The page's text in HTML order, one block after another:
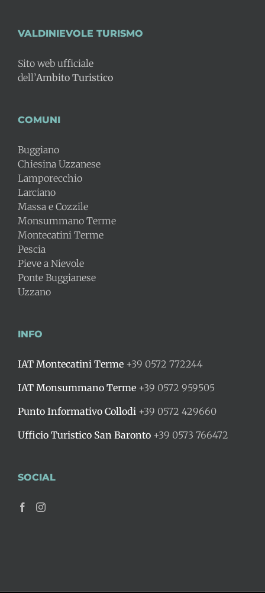
VALDINIEVOLE TURISMO
Sito web ufficiale
dell’Ambito Turistico
COMUNI
Buggiano
Chiesina Uzzanese
Lamporecchio
Larciano
Massa e Cozzile
Monsummano Terme
Montecatini Terme
Pescia
Pieve a Nievole
Ponte Buggianese
Uzzano
INFO
IAT Montecatini Terme +39 0572 772244
IAT Monsummano Terme +39 0572 959505
Punto Informativo Collodi +39 0572 429660
Ufficio Turistico San Baronto +39 0573 766472
SOCIAL